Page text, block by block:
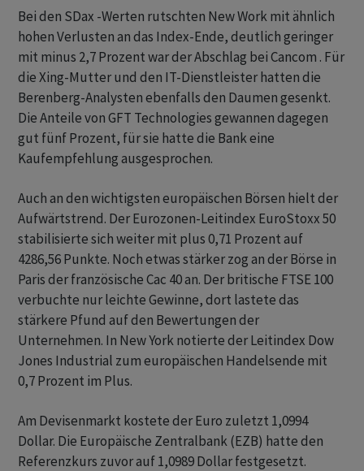
Bei den SDax -Werten rutschten New Work mit ähnlich
hohen Verlusten an das Index-Ende, deutlich geringer
mit minus 2,7 Prozent war der Abschlag bei Cancom . Für
die Xing-Mutter und den IT-Dienstleister hatten die
Berenberg-Analysten ebenfalls den Daumen gesenkt.
Die Anteile von GFT Technologies gewannen dagegen
gut fünf Prozent, für sie hatte die Bank eine
Kaufempfehlung ausgesprochen.
Auch an den wichtigsten europäischen Börsen hielt der
Aufwärtstrend. Der Eurozonen-Leitindex EuroStoxx 50
stabilisierte sich weiter mit plus 0,71 Prozent auf
4286,56 Punkte. Noch etwas stärker zog an der Börse in
Paris der französische Cac 40 an. Der britische FTSE 100
verbuchte nur leichte Gewinne, dort lastete das
stärkere Pfund auf den Bewertungen der
Unternehmen. In New York notierte der Leitindex Dow
Jones Industrial zum europäischen Handelsende mit
0,7 Prozent im Plus.
Am Devisenmarkt kostete der Euro zuletzt 1,0994
Dollar. Die Europäische Zentralbank (EZB) hatte den
Referenzkurs zuvor auf 1,0989 Dollar festgesetzt.